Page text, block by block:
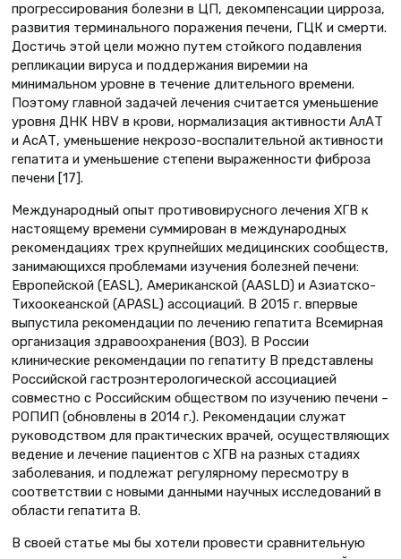
прогрессирования болезни в ЦП, декомпенсации цирроза,
развития терминального поражения печени, ГЦК и смерти.
Достичь этой цели можно путем стойкого подавления
репликации вируса и поддержания виремии на
минимальном уровне в течение длительного времени.
Поэтому главной задачей лечения считается уменьшение
уровня ДНК HBV в крови, нормализация активности АлАТ
и АсАТ, уменьшение некрозо-воспалительной активности
гепатита и уменьшение степени выраженности фиброза
печени [17].
Международный опыт противовирусного лечения ХГВ к
настоящему времени суммирован в международных
рекомендациях трех крупнейших медицинских сообществ,
занимающихся проблемами изучения болезней печени:
Европейской (EASL), Американской (AASLD) и Азиатско-
Тихоокеанской (APASL) ассоциаций. В 2015 г. впервые
выпустила рекомендации по лечению гепатита Всемирная
организация здравоохранения (ВОЗ). В России
клинические рекомендации по гепатиту В представлены
Российской гастроэнтерологической ассоциацией
совместно с Российским обществом по изучению печени –
РОПИП (обновлены в 2014 г.). Рекомендации служат
руководством для практических врачей, осуществляющих
ведение и лечение пациентов с ХГВ на разных стадиях
заболевания, и подлежат регулярному пересмотру в
соответствии с новыми данными научных исследований в
области гепатита В.
В своей статье мы бы хотели провести сравнительную